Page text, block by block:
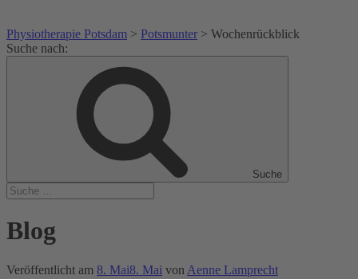
Physiotherapie Potsdam > Potsmunter > Wochenrückblick
Suche nach:
Suche
Blog
Veröffentlicht am 8. Mai8. Mai von Aenne Lamprecht